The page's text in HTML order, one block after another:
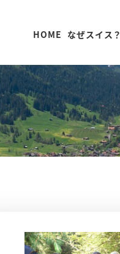
HOME なぜスイス？